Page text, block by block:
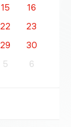
15
16
22
23
29
30
5 6